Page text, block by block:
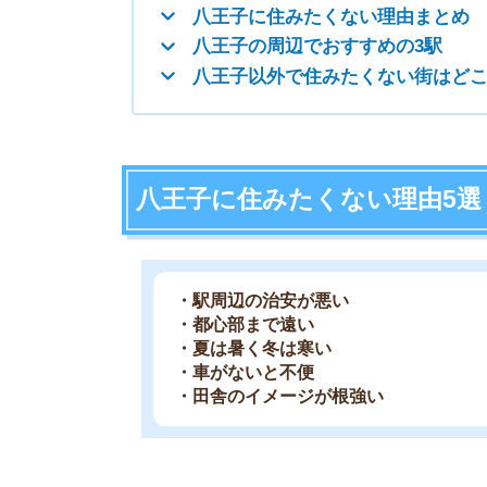
・都心部まで遠い
・夏は暑く冬は寒い
・車がないと不便
・田舎のイメージが根強い
駅周辺の治安が悪い